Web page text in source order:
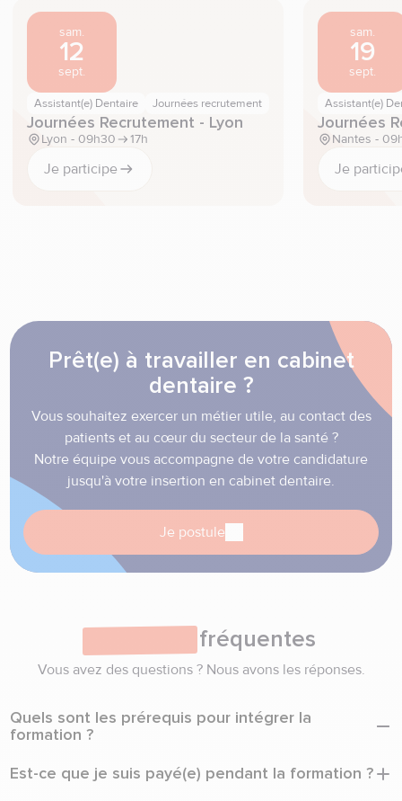
sam.
12
sept.
Assistant(e) Dentaire Journées recrutement
Journées Recrutement - Lyon
Lyon - 09h30 17h
Je participe
sam.
19
sept.
Assistant(e)
Journées
Nantes -
Je
Prêt(e) à travailler en cabinet
dentaire ?
Vous souhaitez exercer un métier utile, au contact des
patients et au cœur du secteur de la santé ?
Notre équipe vous accompagne de votre candidature
jusqu'à votre insertion en cabinet dentaire.
Je postule
fréquentes
Vous avez des questions ? Nous avons les réponses.
Quels sont les prérequis pour intégrer la
formation ?
Il faut être titulaire d'un diplôme ou titre de niveau 3
minimum (Brevet, CAP ou BEP) et avoir au moins 18 ans.
Est-ce que je suis payé(e) pendant la formation ?